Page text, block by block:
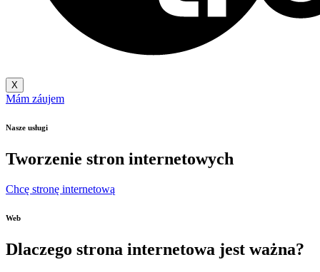
X
Mám záujem
Nasze usługi
Tworzenie stron internetowych
Chcę stronę internetową
Web
Dlaczego strona internetowa jest ważna?